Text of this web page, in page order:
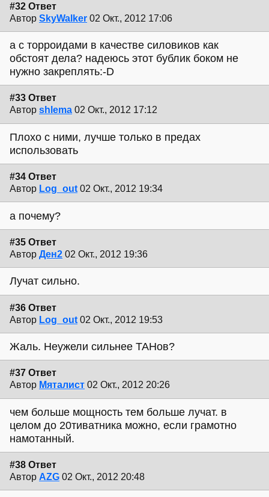
#32 Ответ
Автор SkyWalker 02 Окт., 2012 17:06
а с торроидами в качестве силовиков как
обстоят дела? надеюсь этот бублик боком не
нужно закреплять:-D
#33 Ответ
Автор shlema 02 Окт., 2012 17:12
Плохо с ними, лучше только в предах
использовать
#34 Ответ
Автор Log_out 02 Окт., 2012 19:34
а почему?
#35 Ответ
Автор Ден2 02 Окт., 2012 19:36
Лучат сильно.
#36 Ответ
Автор Log_out 02 Окт., 2012 19:53
Жаль. Неужели сильнее ТАНов?
#37 Ответ
Автор Мяталист 02 Окт., 2012 20:26
чем больше мощность тем больше лучат. в
целом до 20тиватника можно, если грамотно
намотанный.
#38 Ответ
Автор AZG 02 Окт., 2012 20:48